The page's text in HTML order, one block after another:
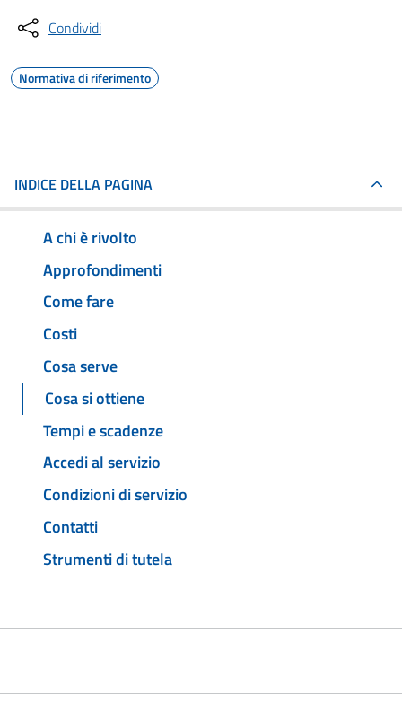
Condividi
Normativa di riferimento
INDICE DELLA PAGINA
A chi è rivolto
Approfondimenti
Come fare
Costi
Cosa serve
Cosa si ottiene
Tempi e scadenze
Accedi al servizio
Condizioni di servizio
Contatti
Strumenti di tutela